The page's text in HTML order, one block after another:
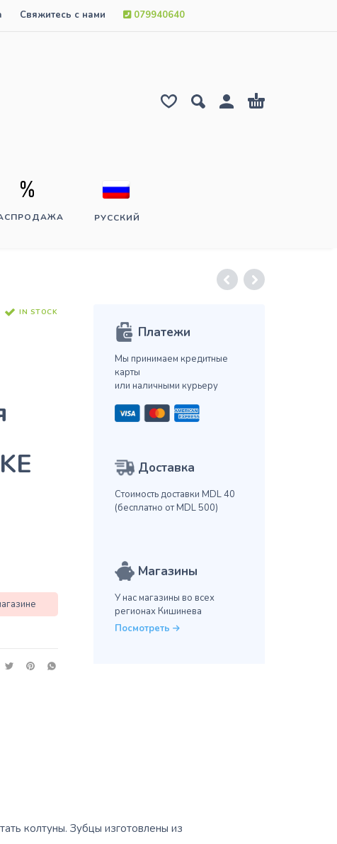
Свяжитесь с нами 079940640
РУССКИЙ
IN STOCK
Платежи
Мы принимаем кредитные
карты
или наличными курьеру
Доставка
Стоимость доставки MDL 40
(бесплатно от MDL 500)
Магазины
У нас магазины во всех
регионах Кишинева
Посмотреть
колтуны. Зубцы изготовлены из